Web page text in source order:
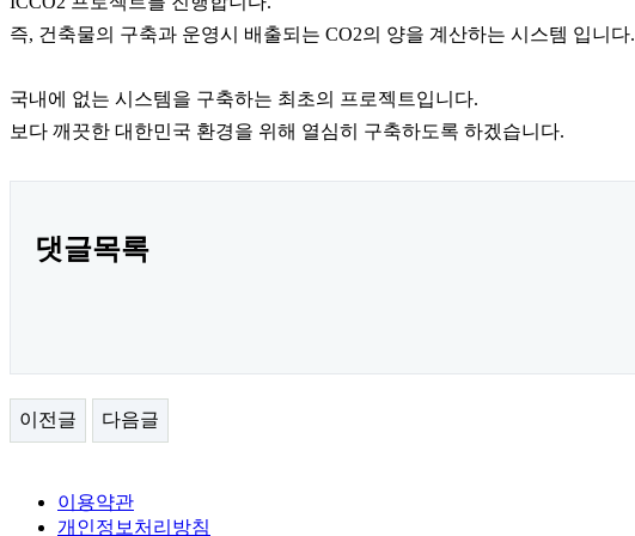
즉, 건축물의 구축과 운영시 배출되는 CO2의 양을 계산하는 시스템 입니다.
국내에 없는 시스템을 구축하는 최초의 프로젝트입니다.
보다 깨끗한 대한민국 환경을 위해 열심히 구축하도록 하겠습니다.
댓글목록
이전글 다음글
이용약관
개인정보처리방침